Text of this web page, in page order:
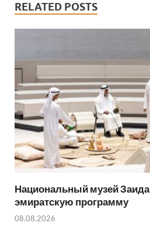
e
s
ia
RELATED POSTS
Национальный музей
эмиратскую программу
08.08.2026